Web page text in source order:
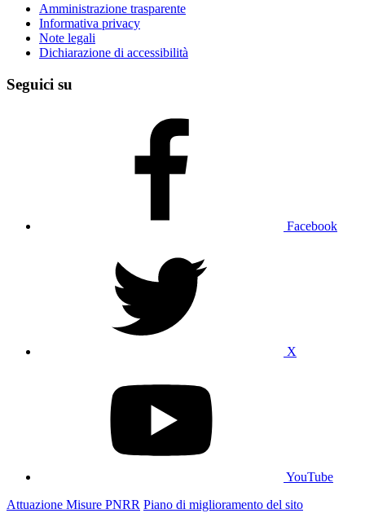
Amministrazione trasparente
Informativa privacy
Note legali
Dichiarazione di accessibilità
Seguici su
Facebook
X
YouTube
Attuazione Misure PNRR Piano di miglioramento del sito